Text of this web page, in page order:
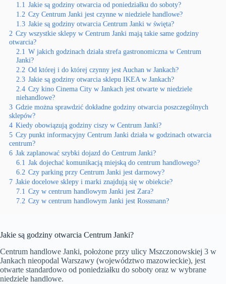
1.1 Jakie są godziny otwarcia od poniedziałku do soboty?
1.2 Czy Centrum Janki jest czynne w niedziele handlowe?
1.3 Jakie są godziny otwarcia Centrum Janki w święta?
2 Czy wszystkie sklepy w Centrum Janki mają takie same godziny
otwarcia?
2.1 W jakich godzinach działa strefa gastronomiczna w Centrum
Janki?
2.2 Od której i do której czynny jest Auchan w Jankach?
2.3 Jakie są godziny otwarcia sklepu IKEA w Jankach?
2.4 Czy kino Cinema City w Jankach jest otwarte w niedziele
niehandlowe?
3 Gdzie można sprawdzić dokładne godziny otwarcia poszczególnych
sklepów?
4 Kiedy obowiązują godziny ciszy w Centrum Janki?
5 Czy punkt informacyjny Centrum Janki działa w godzinach otwarcia
centrum?
6 Jak zaplanować szybki dojazd do Centrum Janki?
6.1 Jak dojechać komunikacją miejską do centrum handlowego?
6.2 Czy parking przy Centrum Janki jest darmowy?
7 Jakie docelowe sklepy i marki znajdują się w obiekcie?
7.1 Czy w centrum handlowym Janki jest Zara?
7.2 Czy w centrum handlowym Janki jest Rossmann?
Jakie są godziny otwarcia Centrum Janki?
Centrum handlowe Janki, położone przy ulicy Mszczonowskiej 3 w
Jankach nieopodal Warszawy (województwo mazowieckie), jest
otwarte standardowo od poniedziałku do soboty oraz w wybrane
niedziele handlowe.